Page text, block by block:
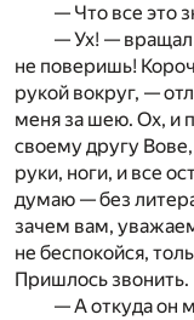
— Что все это
— Ух! — вращал
не поверишь!
рукой вокруг, —
меня за шею. Ох, и
своему другу
руки, ноги, и все
думаю — без
зачем вам,
не беспокойся,
Пришлось звонить.
— А откуда он